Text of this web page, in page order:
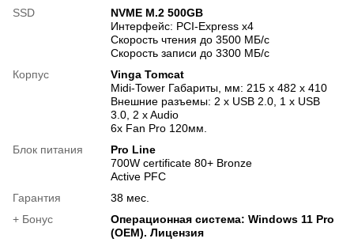
SSD
NVME M.2 500GB
Интерфейс: PCI-Express x4
Скорость чтения до 3500 МБ/с
Скорость записи до 3300 МБ/с
Корпус
Vinga Tomcat
Midi-Tower Габариты, мм: 215 x 482 x 410
Внешние разъемы: 2 x USB 2.0, 1 x USB
3.0, 2 x Audio
6х Fan Pro 120мм.
Блок питания
Pro Line
700W certificate 80+ Bronze
Active PFC
Гарантия
38 мес.
+ Бонус
Операционная система: Windows 11 Pro
(OEM). Лицензия